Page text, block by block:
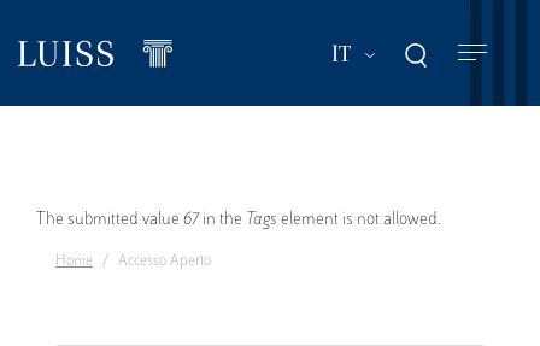
contenuto
IT Mostra ulteriori
Messaggio
di
The submitted value 67 in the Tags element is not allowed.
Home Accesso Aperto